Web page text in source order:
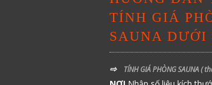
TÍNH GIÁ
SAUNA
⇨ TÍNH GIÁ PHÒNG SAUNA(